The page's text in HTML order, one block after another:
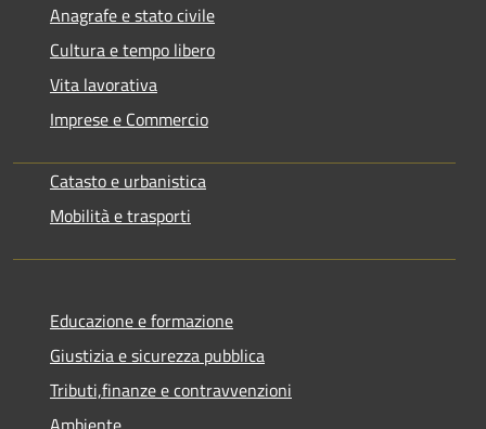
Anagrafe e stato civile
Cultura e tempo libero
Vita lavorativa
Imprese e Commercio
Catasto e urbanistica
Mobilità e trasporti
Educazione e formazione
Giustizia e sicurezza pubblica
Tributi,finanze e contravvenzioni